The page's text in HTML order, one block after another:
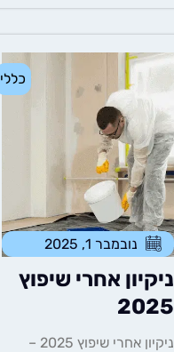
כללי
נובמבר 1, 2025
ניקיון אחרי שיפוץ
2025
ניקיון אחרי שיפוץ 2025 –